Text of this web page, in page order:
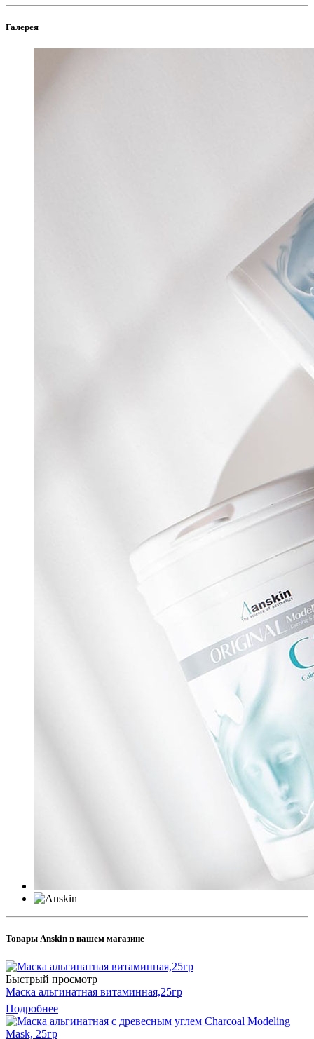
Галерея
Товары Anskin в нашем магазине
Быстрый просмотр
Маска альгинатная витаминная,25гр
Подробнее